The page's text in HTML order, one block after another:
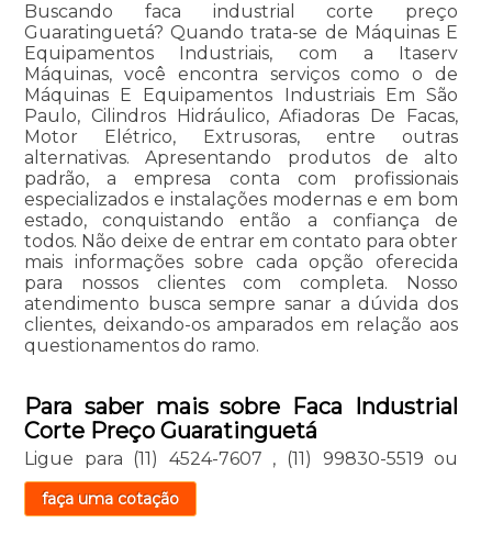
Buscando faca industrial corte preço
Guaratinguetá? Quando trata-se de Máquinas E
Equipamentos Industriais, com a Itaserv
Máquinas, você encontra serviços como o de
Máquinas E Equipamentos Industriais Em São
Paulo, Cilindros Hidráulico, Afiadoras De Facas,
Motor Elétrico, Extrusoras, entre outras
alternativas. Apresentando produtos de alto
padrão, a empresa conta com profissionais
especializados e instalações modernas e em bom
estado, conquistando então a confiança de
todos. Não deixe de entrar em contato para obter
mais informações sobre cada opção oferecida
para nossos clientes com completa. Nosso
atendimento busca sempre sanar a dúvida dos
clientes, deixando-os amparados em relação aos
questionamentos do ramo.
Para saber mais sobre Faca Industrial
Corte Preço Guaratinguetá
Ligue para (11) 4524-7607 , (11) 99830-5519 ou
faça uma cotação